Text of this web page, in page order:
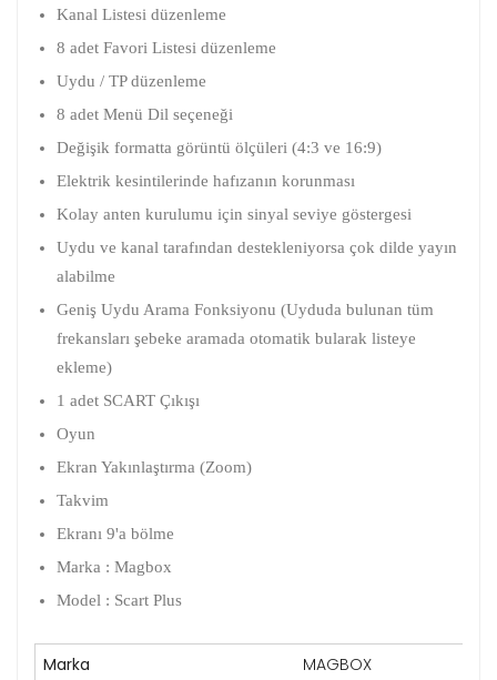
Kanal Listesi düzenleme
8 adet Favori Listesi düzenleme
Uydu / TP düzenleme
8 adet Menü Dil seçeneği
Değişik formatta görüntü ölçüleri (4:3 ve 16:9)
Elektrik kesintilerinde hafızanın korunması
Kolay anten kurulumu için sinyal seviye göstergesi
Uydu ve kanal tarafından destekleniyorsa çok dilde yayın
alabilme
Geniş Uydu Arama Fonksiyonu (Uyduda bulunan tüm
frekansları şebeke aramada otomatik bularak listeye
ekleme)
1 adet SCART Çıkışı
Oyun
Ekran Yakınlaştırma (Zoom)
Takvim
Ekranı 9'a bölme
Marka : Magbox
Model : Scart Plus
Marka
MAGBOX